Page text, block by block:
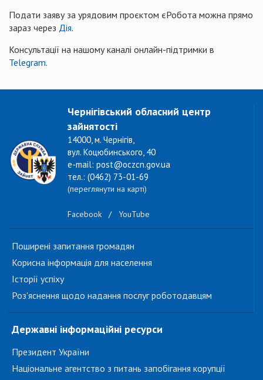
Подати заяву за урядовим проєктом єРобота можна прямо
зараз через Дія.
Консультації на нашому каналі онлайн-підтримки в
Telegram.
Чернігівський обласний центр
зайнятості
14000, м. Чернігів,
вул. Коцюбинського, 40
e-mail: post@oczcn.gov.ua
тел.: (0462) 73-01-69
(переглянути на карті)
Facebook / YouTube
Поширені запитання громадян
Корисна інформація для населення
Історії успіху
Роз'яснення щодо надання послуг роботодавцям
Державні інформаційні ресурси
Президент України
Національне агентство з питань запобігання корупції